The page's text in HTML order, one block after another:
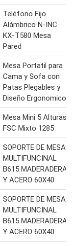
Teléfono Fijo
Alámbrico N-INC
KX-T580 Mesa
Pared
Mesa Portatil para
Cama y Sofa con
Patas Plegables y
Diseño Ergonomico
Mesa Mini 5 Alturas
FSC Mixto 1285
SOPORTE DE MESA
MULTIFUNCINAL
B615 MADERADERA
Y ACERO 60X40
SOPORTE DE MESA
MULTIFUNCINAL
B615 MADERADERA
Y ACERO 60X40